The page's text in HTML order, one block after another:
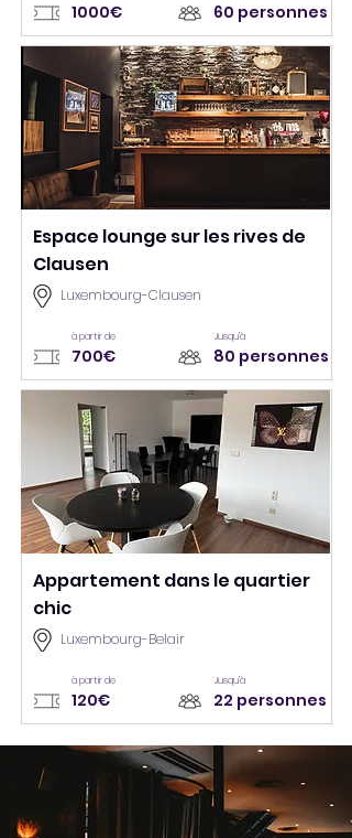
1000€ 60 personnes
Espace lounge sur les rives de
Clausen
Luxembourg-Clausen
à partir de
700€
Jusqu’à
80 personnes
Appartement dans le quartier
chic
Luxembourg-Belair
à partir de
120€
Jusqu’à
22 personnes